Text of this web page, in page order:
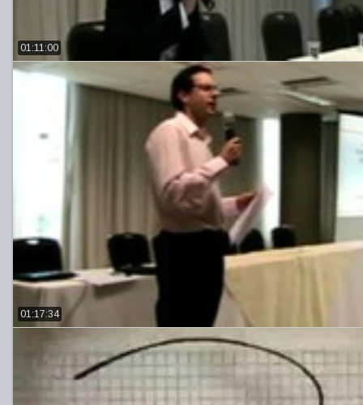
01:11:00
01:17:34